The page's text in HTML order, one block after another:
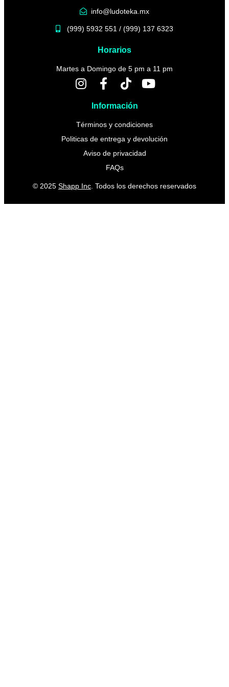
info@ludoteka.mx
(999) 5932 551 / (999) 137 6323
Horarios
Martes a Domingo de 5 pm a 11 pm
Información
Términos y condiciones
Politicas de entrega y devolución
Aviso de privacidad
FAQs
© 2025 Shapp Inc . Todos los derechos reservados